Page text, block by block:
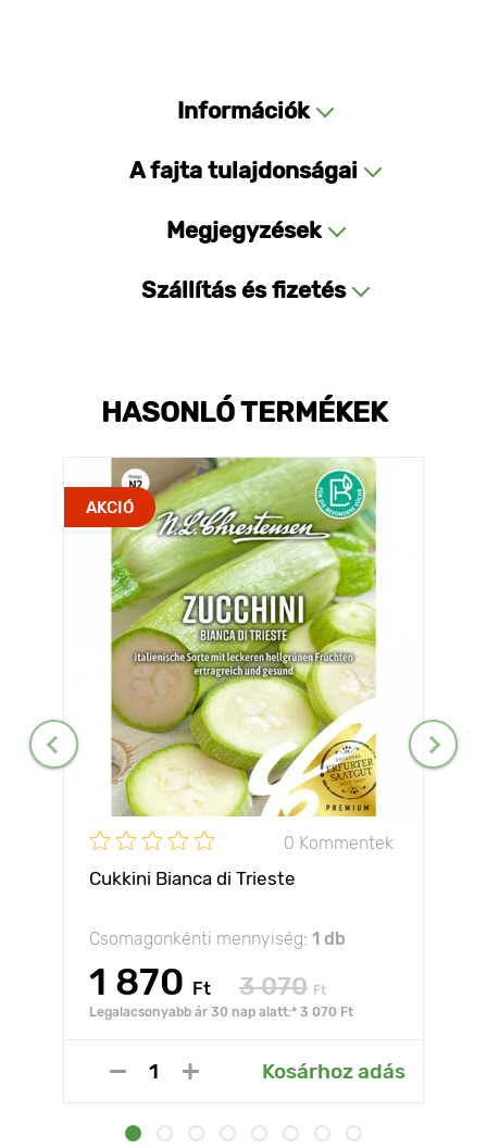
Információk
A fajta tulajdonságai
Megjegyzések
Szállítás és fizetés
HASONLÓ TERMÉKEK
AKCIÓ
0 Kommentek
Cukkini Bianca di Trieste
Csomagonkénti mennyiség: 1 db
1 870 Ft 3 070 Ft
Legalacsonyabb ár 30 nap alatt:* 3 070 Ft
Kosárhoz adás